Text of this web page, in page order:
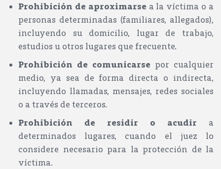
Prohibición de aproximarse a la víctima o a
personas determinadas (familiares, allegados),
incluyendo su domicilio, lugar de trabajo,
estudios u otros lugares que frecuente.
Prohibición de comunicarse por cualquier
medio, ya sea de forma directa o indirecta,
incluyendo llamadas, mensajes, redes sociales
o a través de terceros.
Prohibición de residir o acudir a
determinados lugares, cuando el juez lo
considere necesario para la protección de la
víctima.